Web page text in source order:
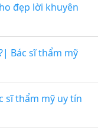
đẹp lời khuyên
Bác sĩ thẩm mỹ
sĩ thẩm mỹ uy tín